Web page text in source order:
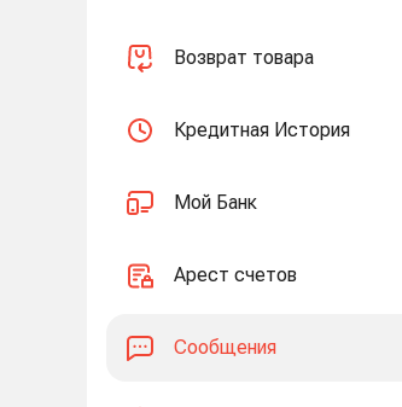
Возврат товара
Кредитная История
Мой Банк
Арест счетов
Сообщения